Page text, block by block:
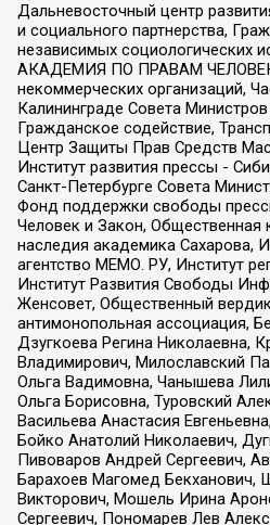
Дальневосточный центр
и социального партнерства,
независимых социологических
АКАДЕМИЯ ПО ПРАВАМ
некоммерческих организаций,
Калининграде Совета
Гражданское содействие,
Центр Защиты Прав Средств
Институт развития прессы -
Санкт-Петербурге Совета
Фонд поддержки свободы
Человек и Закон, Общественная
наследия академика Сахарова,
агентство МЕМО. РУ, Институт
Институт Развития Свободы
Женсовет, Общественный
антимонопольная ассоциация,
Дзугкоева Регина Николаевна,
Владимирович, Милославский
Ольга Вадимовна, Чанышева
Ольга Борисовна, Туровский
Васильева Анастасия
Бойко Анатолий Николаевич,
Пивоваров Андрей Сергеевич,
Барахоев Магомед Бекханович,
Викторович, Мошель Ирина
Сергеевич, Пономарев Лев